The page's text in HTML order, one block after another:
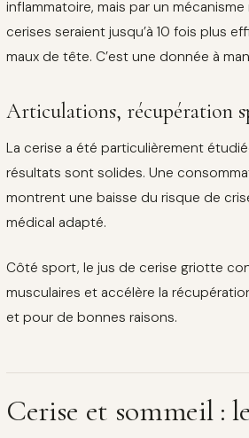
inflammatoire, mais par un
cerises seraient jusqu’à 10 fois plus
maux de tête. C’est une donnée à
Articulations, récupération
La cerise a été particulièrement
résultats sont solides. Une
montrent une baisse du risque de
médical adapté.
Côté sport, le jus de cerise griotte
musculaires et accélère la
et pour de bonnes raisons.
Cerise et sommeil :